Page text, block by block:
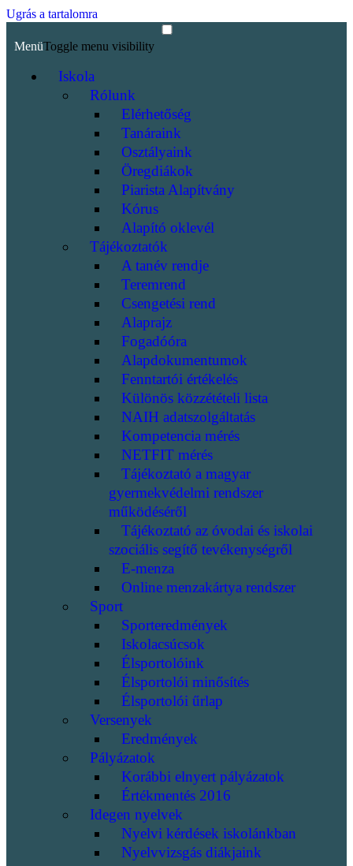
Ugrás a tartalomra
MenüToggle menu visibility
Iskola
Rólunk
Elérhetőség
Tanáraink
Osztályaink
Öregdiákok
Piarista Alapítvány
Kórus
Alapító oklevél
Tájékoztatók
A tanév rendje
Teremrend
Csengetési rend
Alaprajz
Fogadóóra
Alapdokumentumok
Fenntartói értékelés
Különös közzétételi lista
NAIH adatszolgáltatás
Kompetencia mérés
NETFIT mérés
Tájékoztató a magyar
gyermekvédelmi rendszer
működéséről
Tájékoztató az óvodai és iskolai
szociális segítő tevékenységről
E-menza
Online menzakártya rendszer
Sport
Sporteredmények
Iskolacsúcsok
Élsportolóink
Élsportolói minősítés
Élsportolói űrlap
Versenyek
Eredmények
Pályázatok
Korábbi elnyert pályázatok
Értékmentés 2016
Idegen nyelvek
Nyelvi kérdések iskolánkban
Nyelvvizsgás diákjaink